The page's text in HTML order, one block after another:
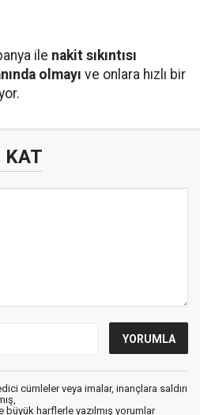
ile nakit sıkıntısı
olmayı ve onlara hızlı bir
KAT
cümleler veya imalar, inançlara saldırı
büyük harflerle yazılmış yorumlar